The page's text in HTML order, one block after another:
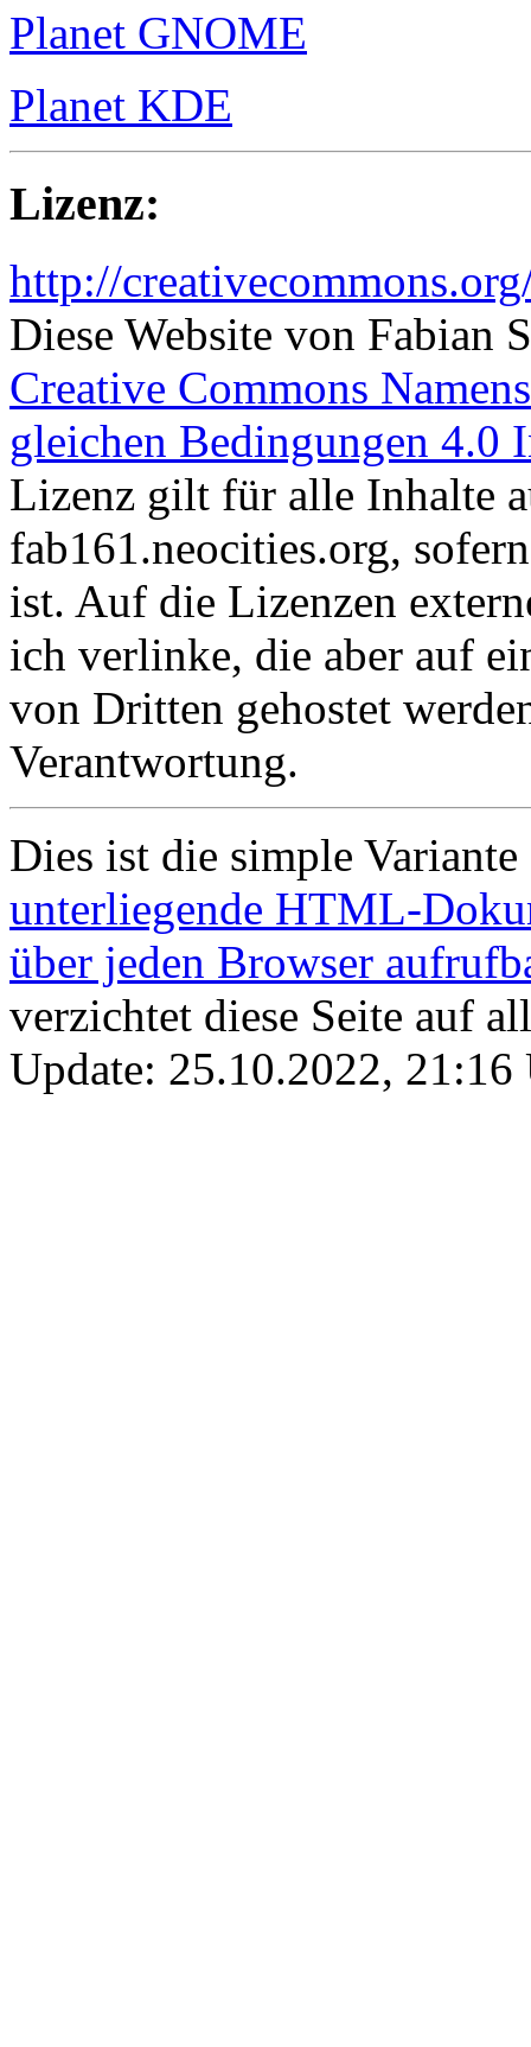
Planet GNOME
Planet KDE
Lizenz:
http://
Diese Website von Fabian
Creative Commons
gleichen Bedingungen 4.0
Lizenz gilt für alle Inhalte
fab161.neocities.org,
ist. Auf die Lizenzen
ich verlinke, die aber auf
von Dritten gehostet
Verantwortung.
Dies ist die simple
unterliegende HTML-
über jeden Browser
verzichtet diese Seite auf
Update: 25.10.2022, 21:16